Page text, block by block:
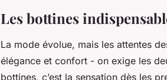
Les bottines
La mode évolue, mais les attentes
élégance et confort - on exige les
bottines, c’est la sensation dès les